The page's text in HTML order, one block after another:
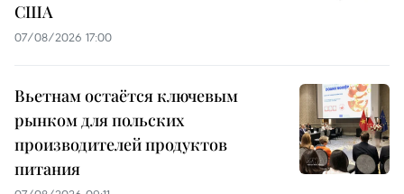
США
07/08/2026 17:00
Вьетнам остаётся ключевым
рынком для польских
производителей продуктов
питания